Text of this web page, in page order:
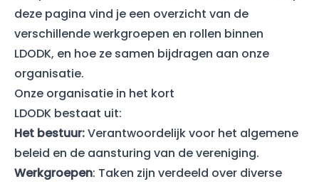
deze pagina vind je een overzicht van de
verschillende werkgroepen en rollen binnen
LDODK, en hoe ze samen bijdragen aan onze
organisatie.
Onze organisatie in het kort
LDODK bestaat uit:
Het bestuur:Verantwoordelijk voor het algemene
beleid en de aansturing van de vereniging.
Werkgroepen: Taken zijn verdeeld over diverse